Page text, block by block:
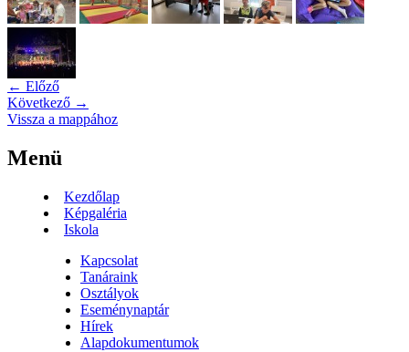
← Előző
Következő →
Vissza a mappához
Menü
Kezdőlap
Képgaléria
Iskola
Kapcsolat
Tanáraink
Osztályok
Eseménynaptár
Hírek
Alapdokumentumok